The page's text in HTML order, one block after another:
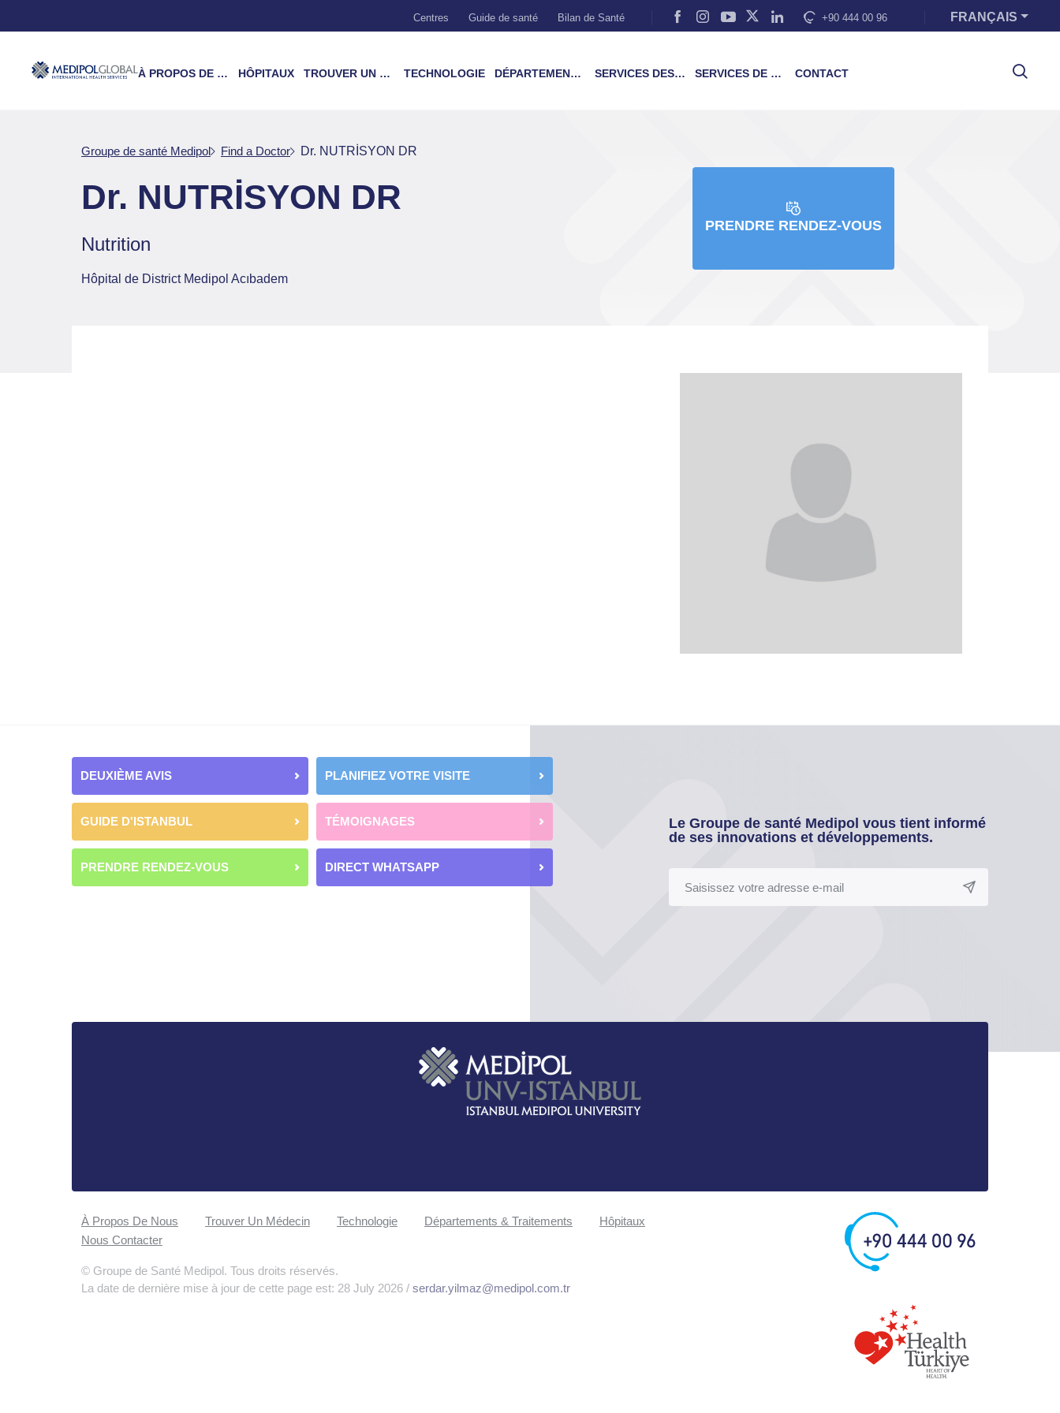
Centres Guide de santé Bilan de Santé +90 444 00 96 FRANÇAIS
À PROPOS DE NOUS HÔPITAUX TROUVER UN MÉDECIN TECHNOLOGIE DÉPARTEMENTS & TRAITEMENTS SERVICES DES PATIENTS SERVICES DE FORMATION CONTACT
Groupe de santé Medipol Find a Doctor Dr. NUTRİSYON DR
Dr. NUTRİSYON DR
Nutrition
Hôpital de District Medipol Acıbadem
PRENDRE RENDEZ-VOUS
DEUXIÈME AVIS PLANIFIEZ VOTRE VISITE
GUIDE D'ISTANBUL TÉMOIGNAGES
PRENDRE RENDEZ-VOUS DIRECT WHATSAPP
Le Groupe de santé Medipol vous tient informé
de ses innovations et développements.
À Propos De Nous Trouver Un Médecin Technologie Départements & Traitements
Hôpitaux
Nous Contacter
© Groupe de Santé Medipol. Tous droits réservés.
La date de dernière mise à jour de cette page est: 28 July 2026 / serdar.yilmaz@medipol.com.tr